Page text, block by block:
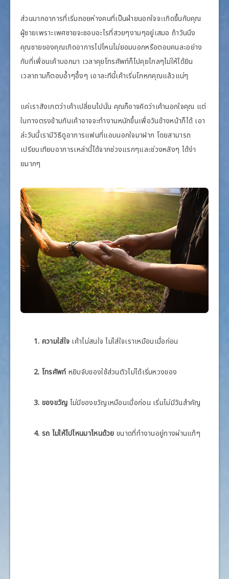
ส่วนมากอาการที่เริ่มถอยห่างคนที่เป็นฝ่ายนอกใจจะเกิดขึ้นกับคุณ
ผู้ชายเพราะเพศชายจะชอบอะไรที่สวยๆงามๆอยู่เสมอ ถ้าวันนึง
คุณชายของคุณเกิดอาการไปไหนไม่ยอมบอกหรือตอบคนละอย่าง
กับที่เพื่อนเค้าบอกมา เวลาคุยโทรศัพท์ก็ไปคุยไกลๆไม่ให้ได้ยิน
เวลาถามก็ตอบอ้ำๆอึ้งๆ เอาละทีนี้เค้าเริ่มโกหกคุณแล้วแน่ๆ
แค่เราสังเกตว่าเค้าเปลี่ยนไปนั่น คุณก็อาจคิดว่าเค้านอกใจคุณ แต่
ในทางตรงข้ามกันเค้าอาจจะทำงานหนักขึ้นเพื่อวันข้างหน้าก็ได้ เอา
ล่ะวันนี้เรามีวิธีดูอาการแฟนที่แอบนอกใจมาฝาก โดยสามารถ
เปรียบเทียบอาการเหล่านี้ได้จากช่วงแรกๆและช่วงหลังๆ ได้ง่า
ยมากๆ
1. ความใส่ใจ เค้าไม่สนใจ ไม่ใส่ใจเราเหมือนเมื่อก่อน
2. โทรศัพท์ หยิบจับของใช้ส่วนตัวไม่ได้เริ่มหวงของ
3. ของขวัญ ไม่มีของขวัญเหมือนเมื่อก่อน เริ่มไม่มีวันสำคัญ
4. รถ ไม่ให้ไปไหนมาไหนด้วย ขนาดที่ทำงานอยู่ทางผ่านแท้ๆ